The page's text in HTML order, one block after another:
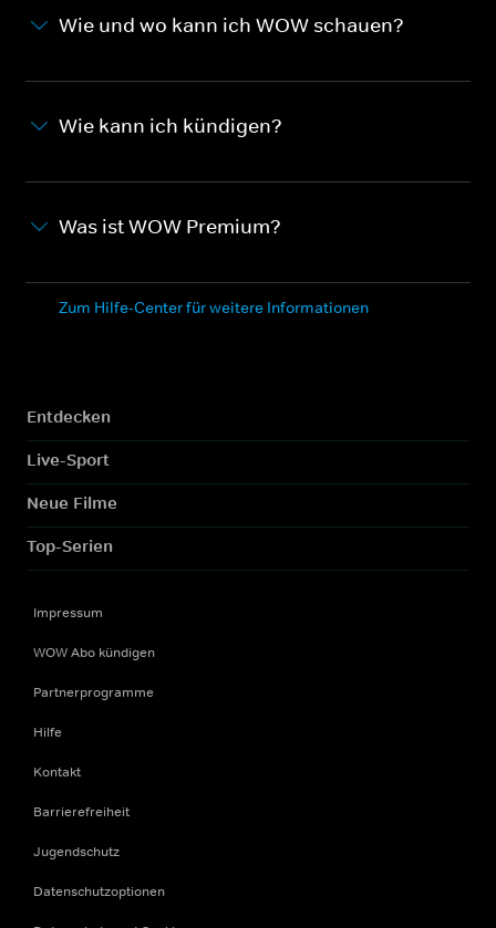
Wie und wo kann ich WOW schauen?
Wie kann ich kündigen?
Was ist WOW Premium?
Zum Hilfe-Center für weitere Informationen
Entdecken
Live-Sport
Neue Filme
Top-Serien
Impressum
WOW Abo kündigen
Partnerprogramme
Hilfe
Kontakt
Barrierefreiheit
Jugendschutz
Datenschutzoptionen